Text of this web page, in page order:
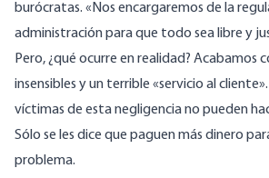
burócratas. «Nos encargaremos de la
administración para que todo sea libre y
Pero, ¿qué ocurre en realidad? Acabamos
insensibles y un terrible «servicio al
víctimas de esta negligencia no pueden
Sólo se les dice que paguen más dinero
problema.